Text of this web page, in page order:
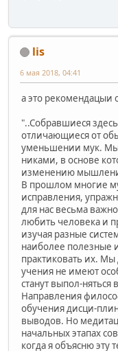
lis
6 мая 2018, 04:41
а это рекомендацыи
"..Собравшиеся
отличающиеся от
уменьшении мук. Мы
никами, в основе
изменению
В прошлом многие
исправления,
для нас весьма
любить человека и
изучая разные
наиболее полезные
практиковать их. Мы
учения не имеют
станут выпол-
Направления
обучения дисци-
выводов. Но
начальных этапах
когда я объясню эту